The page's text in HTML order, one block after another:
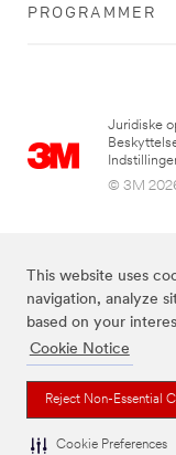
This website uses
navigation, analyze
based on your
Cookie Notice
Reject Non-Essential
Cookie Preferences
PROGRAMMER
Juridiske
© 3M
3M, Post-it® og